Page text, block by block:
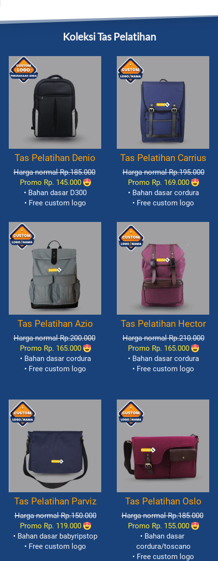
Koleksi Tas Pelatihan
Tas Pelatihan Denio
Harga normal Rp.185.000
Promo Rp. 145.000
• Bahan dasar D300
• Free custom logo
Tas Pelatihan Carrius
Harga normal Rp.195.000
Promo Rp. 169.000
• Bahan dasar cordura
• Free custom logo
Tas Pelatihan Azio
Harga normal Rp.200.000
Promo Rp. 165.000
• Bahan dasar cordura
• Free custom logo
Tas Pelatihan Hector
Harga normal Rp.210.000
Promo Rp. 165.000
• Bahan dasar cordura
• Free custom logo
Tas Pelatihan Parviz
Harga normal Rp.150.000
Promo Rp. 119.000
• Bahan dasar babyripstop
• Free custom logo
Tas Pelatihan Oslo
Harga normal Rp.185.000
Promo Rp. 155.000
• Bahan dasar
cordura/toscano
• Free custom logo